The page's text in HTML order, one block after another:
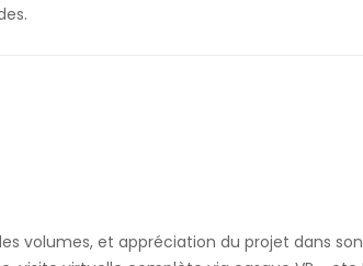
volumes, et appréciation du projet dans